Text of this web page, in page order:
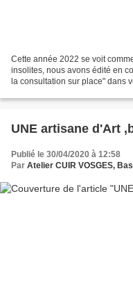
Cette année 2022 se voit
insolites, nous avons édité en
la consultation sur place" dans
UNE artisane d'Art
Publié le 30/04/2020 à 12:58
Par Atelier CUIR VOSGES,